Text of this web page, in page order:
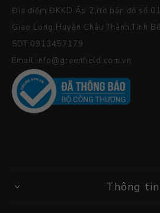
Địa điểm ĐKKD:Ấp 2,(tờ bản đồ số
Giao Long,Huyện Châu Thành,Tỉnh
SDT:0913457179
Email:info@greenfield.com.vn
Thông tin